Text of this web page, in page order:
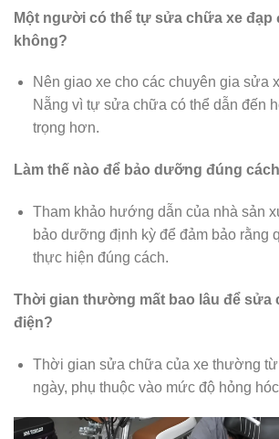
Một người có thể tự sửa chữa xe đạp
không?
Nên giao xe cho các chuyên gia sửa
Nẵng vì tự sửa chữa có thể dẫn đến
trọng hơn.
Làm thế nào để bảo dưỡng đúng
Tham khảo hướng dẫn của nhà sản
bảo dưỡng định kỳ để đảm bảo rằng
thực hiện đúng cách.
Thời gian thường mất bao lâu để sửa
điện?
Thời gian sửa chữa của xe thường
ngày, phụ thuộc vào mức độ hỏng